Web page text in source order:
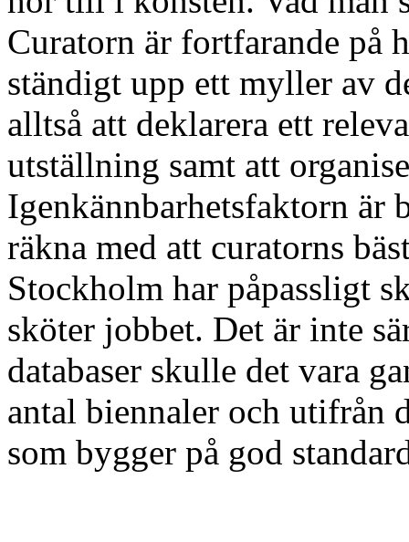
Curatorn är fortfarande på
ständigt upp ett myller av
alltså att deklarera ett
utställning samt att
Igenkännbarhetsfaktorn är
räkna med att curatorns
Stockholm har påpassligt
sköter jobbet. Det är inte
databaser skulle det vara
antal biennaler och utifrån
som bygger på god